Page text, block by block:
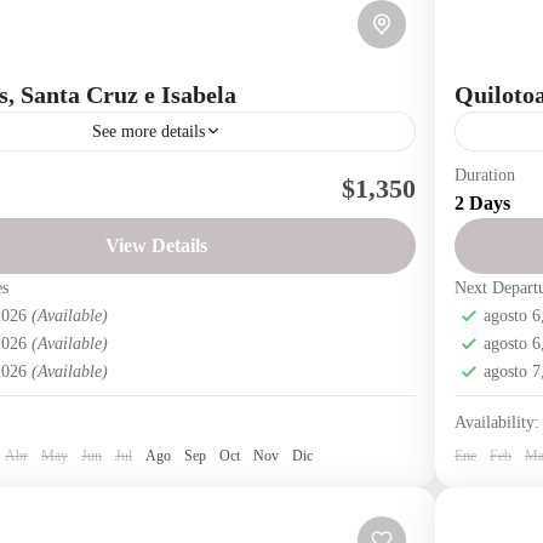
Santa Cruz e Isabela
See more details
Titorera
Tintoreras, Tortuga Bay e Islas Santa Cruz e
Islas Encantadas
$1,350
View Details
(Available)
(Available)
(Available)
Abr May Jun Jul Ago Sep Oct Nov Dic
cráter
laguna del
Toursalinerito
turismo en
Lago
la
Duration
2 Days
Next
agosto
agosto
agosto
Availability:
Ene Feb